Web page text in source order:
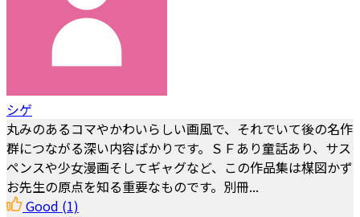
シゲ
丸みのあるコマやかわいらしい画風で、それでいて後の名作
群につながる深い内容ばかりです。ＳＦあり童話あり、サス
ペンスや少女漫画そしてギャグなど、この作品集は楳図かず
お先生の原点を知る重要なものです。別冊...
Good (1)